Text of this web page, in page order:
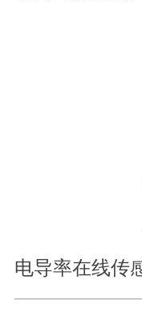
电导率在线传